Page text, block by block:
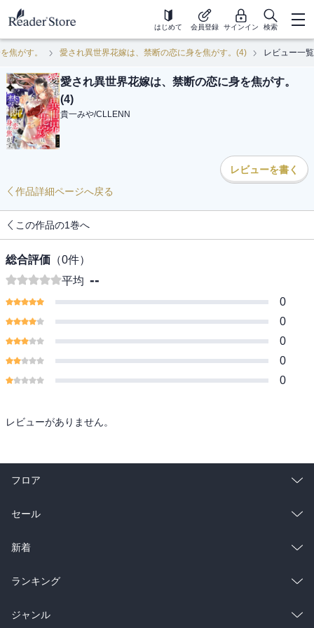
はじめて 会員登録 サインイン 検索
焦がす。 愛され異世界花嫁は、禁断の恋に身を焦がす。(4) レビュー一覧
愛され異世界花嫁は、禁断の恋に身を焦がす。
(4)
貴一みや/CLLENN
レビューを書く
作品詳細ページへ戻る
この作品の1巻へ
総合評価 （0件）
平均 --
0
0
0
0
0
レビューがありません。
フロア
総合
ラノベ
雑誌・グラビア
BL・TL
セール
総合
ラノベ
雑誌・グラビア
新着
総合
ラノベ
ランキング
総合
ジャンル